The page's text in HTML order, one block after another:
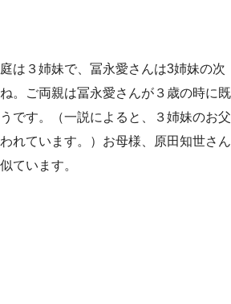
は３姉妹で、冨永愛さんは3姉妹の次
。ご両親は冨永愛さんが３歳の時に既
です。（一説によると、３姉妹のお父
れています。）お母様、原田知世さん
ています。